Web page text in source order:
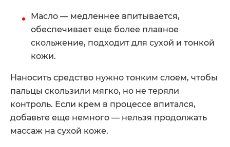
Масло — медленнее впитывается,
обеспечивает еще более плавное
скольжение, подходит для сухой и тонкой
кожи.
Наносить средство нужно тонким слоем, чтобы
пальцы скользили мягко, но не теряли
контроль. Если крем в процессе впитался,
добавьте еще немного — нельзя продолжать
массаж на сухой коже.